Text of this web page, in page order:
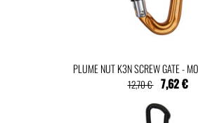
PLUME NUT K3N SCREW GATE -
12,70 € 7,62 €